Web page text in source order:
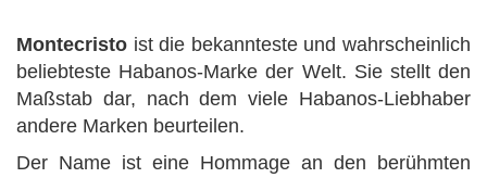
Montecristo ist die bekannteste und wahrscheinlich
beliebteste Habanos-Marke der Welt. Sie stellt den
Maßstab dar, nach dem viele Habanos-Liebhaber
andere Marken beurteilen.
Der Name ist eine Hommage an den berühmten